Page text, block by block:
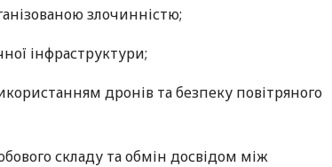
злочинністю;
інфраструктури;
дронів та безпеку повітряного
складу та обмін досвідом між